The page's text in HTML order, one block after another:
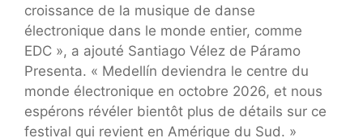
croissance de la musique de danse
électronique dans le monde entier, comme
EDC », a ajouté Santiago Vélez de Páramo
Presenta. « Medellín deviendra le centre du
monde électronique en octobre 2026, et nous
espérons révéler bientôt plus de détails sur ce
festival qui revient en Amérique du Sud. »